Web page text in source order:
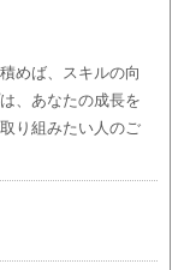
めば、スキルの向
、あなたの成長を
り組みたい人のご